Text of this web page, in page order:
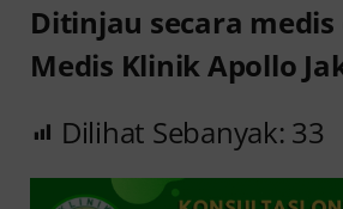
Ditinjau secara medis
Medis Klinik Apollo
Dilihat Sebanyak: 33